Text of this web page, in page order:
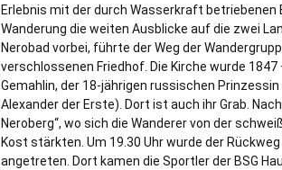
Erlebnis mit der durch Wasserkraft
Wanderung die weiten Ausblicke auf die zwei
Nerobad vorbei, führte der Weg der
verschlossenen Friedhof. Die Kirche wurde
Gemahlin, der 18-jährigen russischen
Alexander der Erste). Dort ist auch ihr Grab.
Neroberg“, wo sich die Wanderer von der
Kost stärkten. Um 19.30 Uhr wurde der
angetreten. Dort kamen die Sportler der BSG